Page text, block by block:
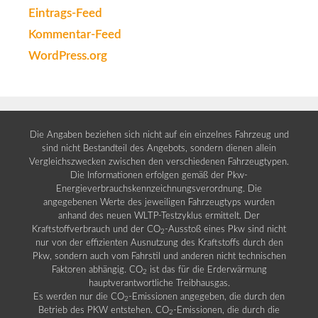
Eintrags-Feed
Kommentar-Feed
WordPress.org
Die Angaben beziehen sich nicht auf ein einzelnes Fahrzeug und
sind nicht Bestandteil des Angebots, sondern dienen allein
Vergleichszwecken zwischen den verschiedenen Fahrzeugtypen.
Die Informationen erfolgen gemäß der Pkw-
Energieverbrauchskennzeichnungsverordnung. Die
angegebenen Werte des jeweiligen Fahrzeugtyps wurden
anhand des neuen WLTP-Testzyklus ermittelt. Der
Kraftstoffverbrauch und der CO2 -Ausstoß eines Pkw sind nicht
nur von der effizienten Ausnutzung des Kraftstoffs durch den
Pkw, sondern auch vom Fahrstil und anderen nicht technischen
Faktoren abhängig. CO2 ist das für die Erderwärmung
hauptverantwortliche Treibhausgas.
Es werden nur die CO2 -Emissionen angegeben, die durch den
Betrieb des PKW entstehen. CO2 -Emissionen, die durch die